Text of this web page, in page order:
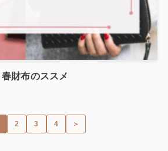
財布のススメ
2 3 4 ＞